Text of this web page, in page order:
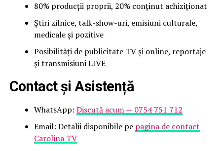
80% producții proprii, 20% conținut achiziționat
Știri zilnice, talk-show-uri, emisiuni culturale,
medicale și pozitive
Posibilități de publicitate TV și online, reportaje
și transmisiuni LIVE
Contact și Asistență
WhatsApp: Discută acum — 0754 751 712
Email: Detalii disponibile pe pagina de contact
Carolina TV